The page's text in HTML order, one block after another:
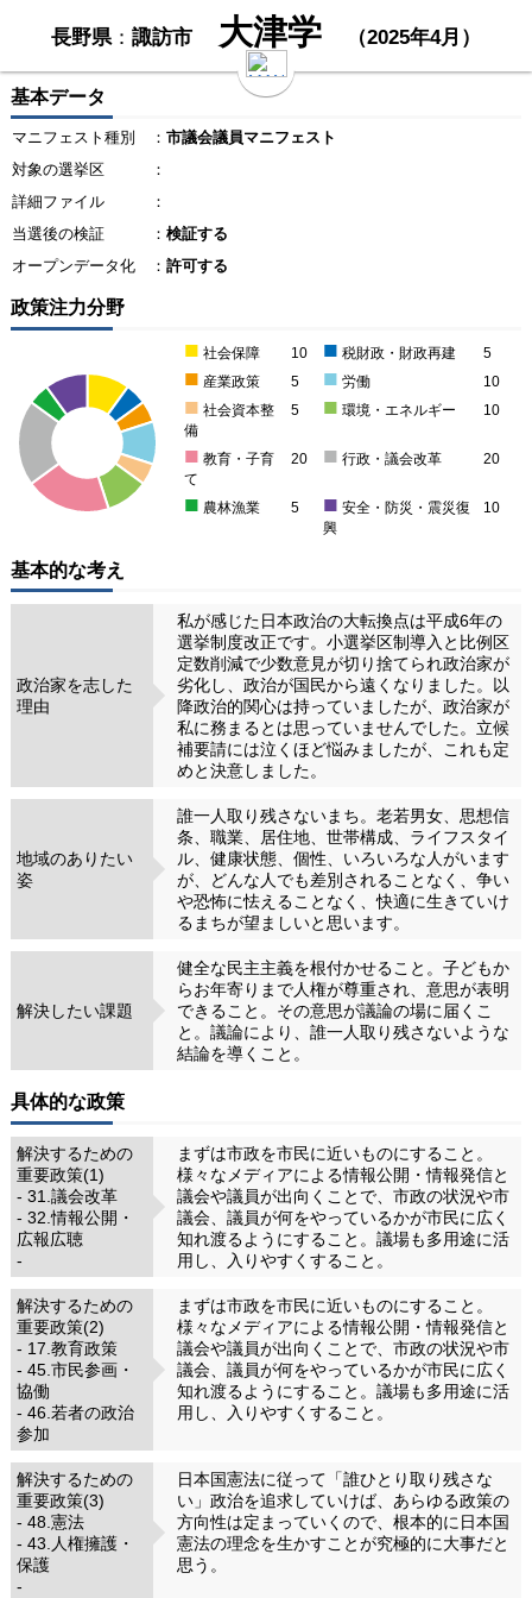
長野県： 諏訪市 大津学 （2025年4月）
基本データ
マニフェスト種別 ： 市議会議員マニフェスト
対象の選挙区
：
詳細ファイル
：
当選後の検証
： 検証する
オープンデータ化
： 許可する
政策注力分野
■ 社会保障 10 ■ 税財政・財政再建 5
■ 産業政策 5 ■ 労働 10
■ 社会資本整
備
5 ■ 環境・エネルギー 10
■ 教育・子育
て
20 ■ 行政・議会改革 20
■ 農林漁業 5 ■ 安全・防災・震災復
興
10
基本的な考え
政治家を志した
理由
私が感じた日本政治の大転換点は平成6年の
選挙制度改正です。小選挙区制導入と比例区
定数削減で少数意見が切り捨てられ政治家が
劣化し、政治が国民から遠くなりました。以
降政治的関心は持っていましたが、政治家が
私に務まるとは思っていませんでした。立候
補要請には泣くほど悩みましたが、これも定
めと決意しました。
地域のありたい
姿
誰一人取り残さないまち。老若男女、思想信
条、職業、居住地、世帯構成、ライフスタイ
ル、健康状態、個性、いろいろな人がいます
が、どんな人でも差別されることなく、争い
や恐怖に怯えることなく、快適に生きていけ
るまちが望ましいと思います。
解決したい課題
健全な民主主義を根付かせること。子どもか
らお年寄りまで人権が尊重され、意思が表明
できること。その意思が議論の場に届くこ
と。議論により、誰一人取り残さないような
結論を導くこと。
具体的な政策
解決するための
重要政策(1)
- 31.議会改革
- 32.情報公開・
広報広聴
-
まずは市政を市民に近いものにすること。
様々なメディアによる情報公開・情報発信と
議会や議員が出向くことで、市政の状況や市
議会、議員が何をやっているかが市民に広く
知れ渡るようにすること。議場も多用途に活
用し、入りやすくすること。
解決するための
重要政策(2)
- 17.教育政策
- 45.市民参画・
協働
- 46.若者の政治
参加
まずは市政を市民に近いものにすること。
様々なメディアによる情報公開・情報発信と
議会や議員が出向くことで、市政の状況や市
議会、議員が何をやっているかが市民に広く
知れ渡るようにすること。議場も多用途に活
用し、入りやすくすること。
解決するための
重要政策(3)
- 48.憲法
- 43.人権擁護・
保護
-
日本国憲法に従って「誰ひとり取り残さな
い」政治を追求していけば、あらゆる政策の
方向性は定まっていくので、根本的に日本国
憲法の理念を生かすことが究極的に大事だと
思う。